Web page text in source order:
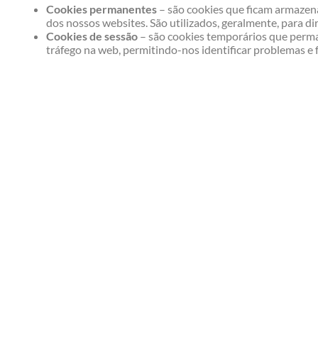
Cookies permanentes – são cookies que ficam
dos nossos websites. São utilizados, geralmente, para
Cookies de sessão – são cookies temporários que
tráfego na web, permitindo-nos identificar problemas e